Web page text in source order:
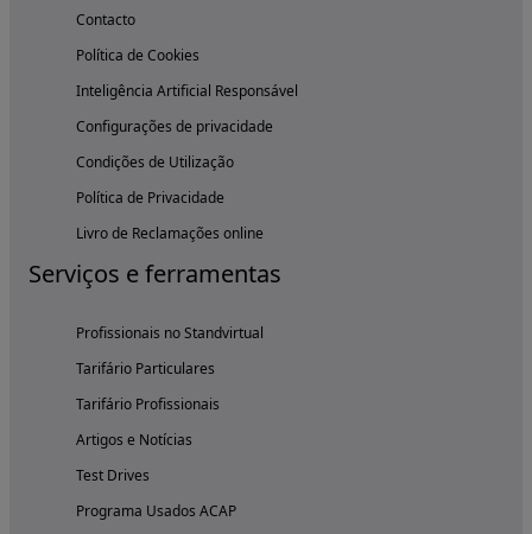
Contacto
Política de Cookies
Inteligência Artificial Responsável
Configurações de privacidade
Condições de Utilização
Política de Privacidade
Livro de Reclamações online
Serviços e ferramentas
Profissionais no Standvirtual
Tarifário Particulares
Tarifário Profissionais
Artigos e Notícias
Test Drives
Programa Usados ACAP